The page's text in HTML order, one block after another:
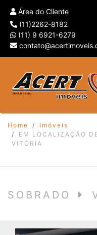
Área do Cliente
(11)2262-8182
(11) 9 6921-6279
Home
Imóveis
EM LOCALIZAÇÃO
VITÓRIA
SOBRADO